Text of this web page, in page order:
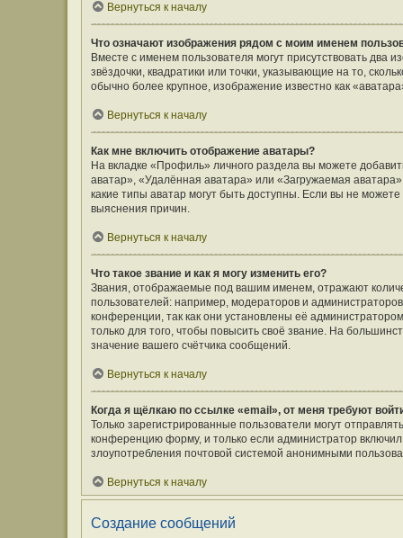
Вернуться к началу
Что означают изображения рядом с моим именем
Вместе с именем пользователя могут присутствовать
звёздочки, квадратики или точки, указывающие на то,
обычно более крупное, изображение известно как
Вернуться к началу
Как мне включить отображение аватары?
На вкладке «Профиль» личного раздела вы можете
аватар», «Удалённая аватара» или «Загружаемая
какие типы аватар могут быть доступны. Если вы не
выяснения причин.
Вернуться к началу
Что такое звание и как я могу изменить его?
Звания, отображаемые под вашим именем, отражают
пользователей: например, модераторов и
конференции, так как они установлены её
только для того, чтобы повысить своё звание. На
значение вашего счётчика сообщений.
Вернуться к началу
Когда я щёлкаю по ссылке «email», от меня требуют
Только зарегистрированные пользователи могут
конференцию форму, и только если администратор
злоупотребления почтовой системой анонимными
Вернуться к началу
Создание сообщений